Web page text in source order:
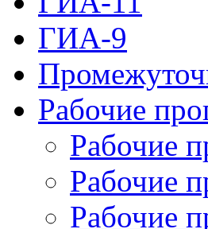
ГИА-9
Рабочие
Рабочие
Рабочие
Рабочие